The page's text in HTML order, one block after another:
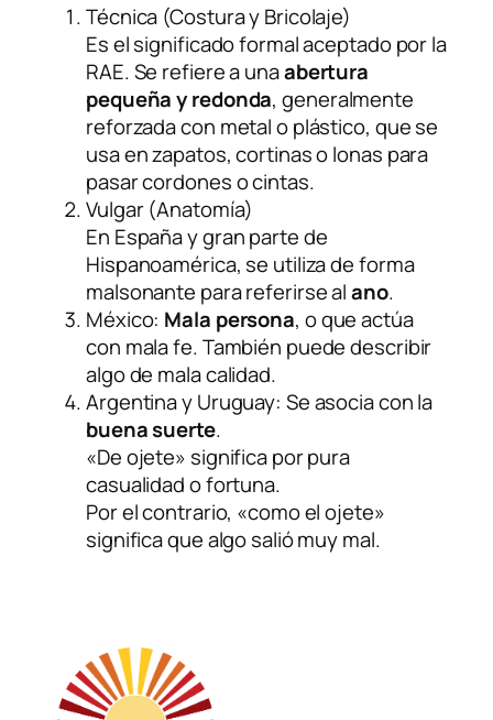
Técnica (Costura y Bricolaje)
Es el significado formal aceptado por la
RAE. Se refiere a unaabertura
pequeña y redonda, generalmente
reforzada con metal o plástico, que se
usa en zapatos, cortinas o lonas para
pasar cordones o cintas.
Vulgar (Anatomía)
En España y gran parte de
Hispanoamérica, se utiliza de forma
malsonante para referirse alano.
México: Mala persona, o que actúa
con mala fe. También puede describir
algo de mala calidad.
Argentina y Uruguay: Se asocia con la
buena suerte.
«De ojete» significa por pura
casualidad o fortuna.
Por el contrario, «como el ojete»
significa que algo salió muy mal.